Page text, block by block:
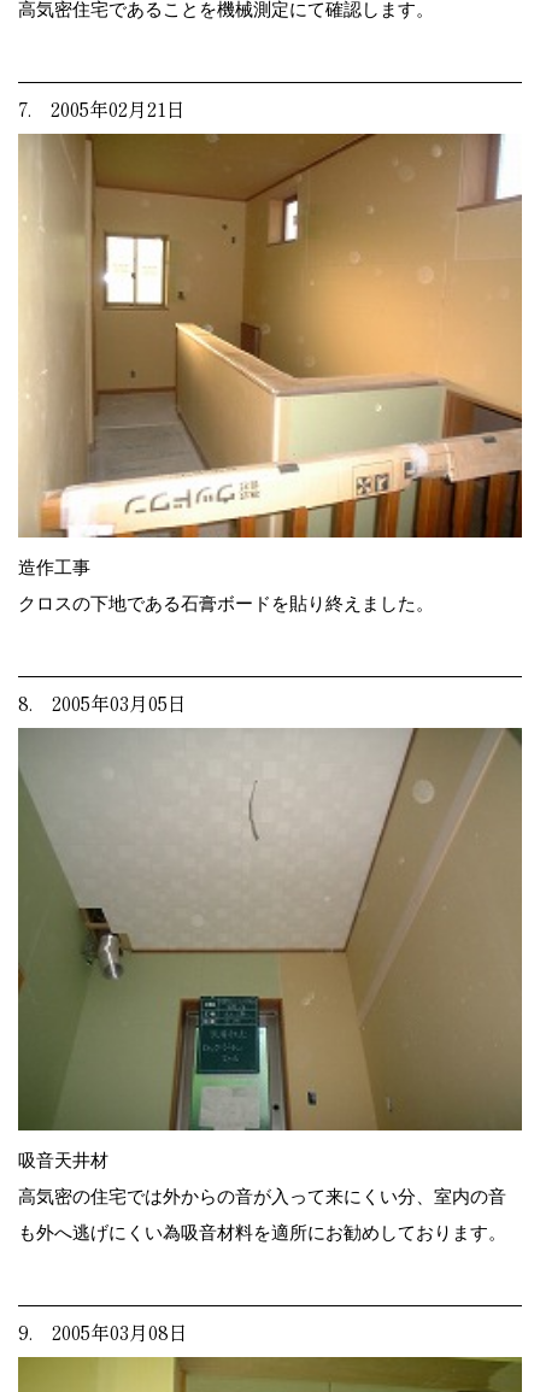
高気密住宅であることを機械測定にて確認します。
7. 2005年02月21日
造作工事
クロスの下地である石膏ボードを貼り終えました。
8. 2005年03月05日
吸音天井材
高気密の住宅では外からの音が入って来にくい分、室内の音
も外へ逃げにくい為吸音材料を適所にお勧めしております。
9. 2005年03月08日